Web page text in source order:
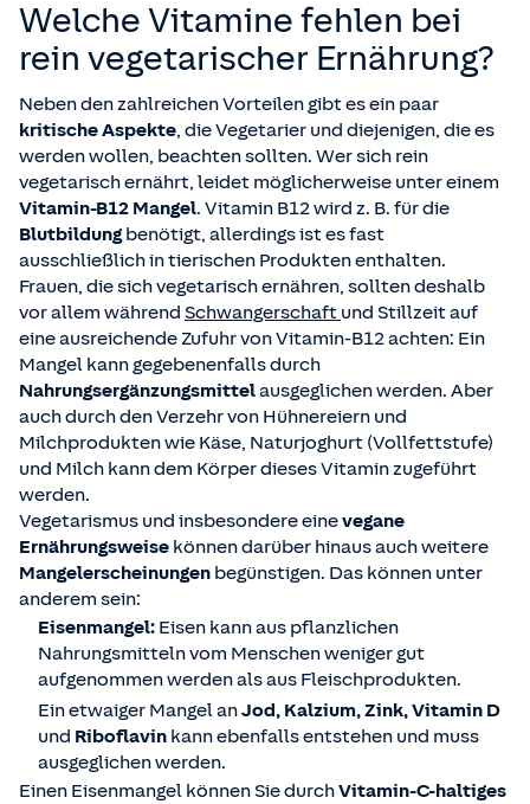
Welche Vitamine fehlen bei
rein vegetarischer Ernährung?
Neben den zahlreichen Vorteilen gibt es ein paar
kritische Aspekte, die Vegetarier und diejenigen, die es
werden wollen, beachten sollten. Wer sich rein
vegetarisch ernährt, leidet möglicherweise unter einem
Vitamin-B12 Mangel. Vitamin B12 wird z. B. für die
Blutbildungbenötigt, allerdings ist es fast
ausschließlich in tierischen Produkten enthalten.
Frauen, die sich vegetarisch ernähren, sollten deshalb
vor allem während Schwangerschaft und Stillzeit auf
eine ausreichende Zufuhr von Vitamin-B12 achten: Ein
Mangel kann gegebenenfalls durch
Nahrungsergänzungsmittelausgeglichen werden. Aber
auch durch den Verzehr von Hühnereiern und
Milchprodukten wie Käse, Naturjoghurt (Vollfettstufe)
und Milch kann dem Körper dieses Vitamin zugeführt
werden.
Vegetarismus und insbesondere einevegane
Ernährungsweise können darüber hinaus auch weitere
Mangelerscheinungen begünstigen. Das können unter
anderem sein:
Eisenmangel: Eisen kann aus pflanzlichen
Nahrungsmitteln vom Menschen weniger gut
aufgenommen werden als aus Fleischprodukten.
Ein etwaiger Mangel anJod, Kalzium, Zink, Vitamin D
und Riboflavin kann ebenfalls entstehen und muss
ausgeglichen werden.
Einen Eisenmangel können Sie durchVitamin-C-haltiges